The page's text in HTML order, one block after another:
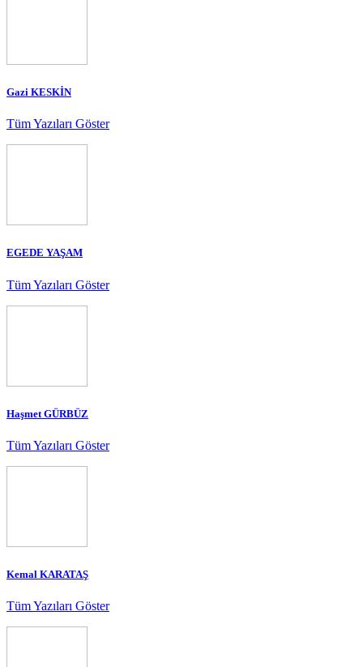
Gazi KESKİN
Tüm Yazıları Göster
EGEDE YAŞAM
Tüm Yazıları Göster
Haşmet GÜRBÜZ
Tüm Yazıları Göster
Kemal KARATAŞ
Tüm Yazıları Göster